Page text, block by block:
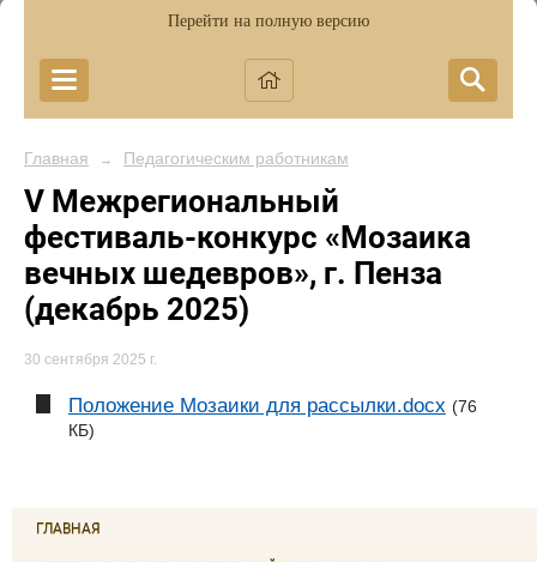
Перейти на полную версию
Главная → Педагогическим работникам
V Межрегиональный
фестиваль-конкурс «Мозаика
вечных шедевров», г. Пенза
(декабрь 2025)
30 сентября 2025 г.
Положение Мозаики для рассылки.docx (76
КБ)
ГЛАВНАЯ